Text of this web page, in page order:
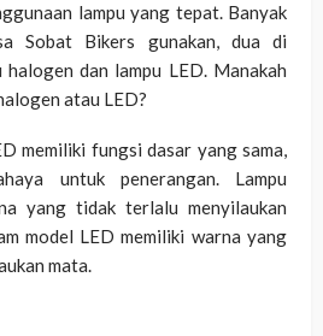
lampu yang tepat. Banyak
Sobat Bikers gunakan, dua di
dan lampu LED. Manakah
atau LED?
memiliki fungsi dasar yang sama,
untuk penerangan. Lampu
yang tidak terlalu menyilaukan
model LED memiliki warna yang
mata.